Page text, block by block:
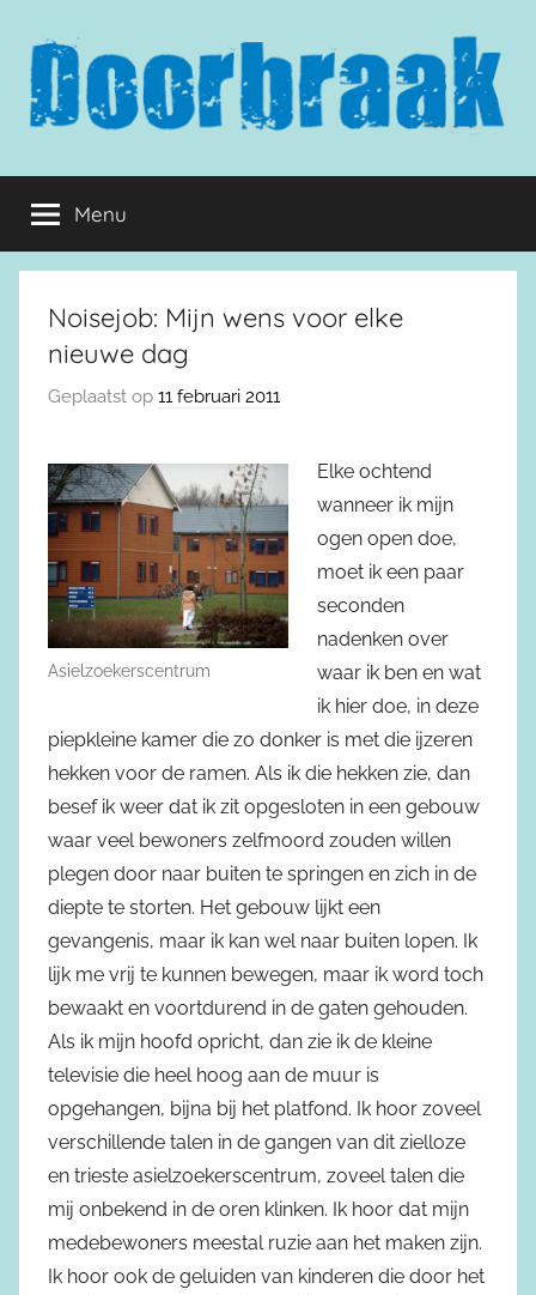
inhoud
springen
Doorbraak.eu
Menu
Noisejob: Mijn wens voor elke
nieuwe dag
Geplaatst op 11 februari 2011
Asielzoekerscentrum
Elke ochtend
wanneer ik mijn
ogen open doe,
moet ik een paar
seconden
nadenken over
waar ik ben en wat
ik hier doe, in deze
piepkleine kamer die zo donker is met die ijzeren
hekken voor de ramen. Als ik die hekken zie, dan
besef ik weer dat ik zit opgesloten in een gebouw
waar veel bewoners zelfmoord zouden willen
plegen door naar buiten te springen en zich in de
diepte te storten. Het gebouw lijkt een
gevangenis, maar ik kan wel naar buiten lopen. Ik
lijk me vrij te kunnen bewegen, maar ik word toch
bewaakt en voortdurend in de gaten gehouden.
Als ik mijn hoofd opricht, dan zie ik de kleine
televisie die heel hoog aan de muur is
opgehangen, bijna bij het platfond. Ik hoor zoveel
verschillende talen in de gangen van dit zielloze
en trieste asielzoekerscentrum, zoveel talen die
mij onbekend in de oren klinken. Ik hoor dat mijn
medebewoners meestal ruzie aan het maken zijn.
Ik hoor ook de geluiden van kinderen die door het